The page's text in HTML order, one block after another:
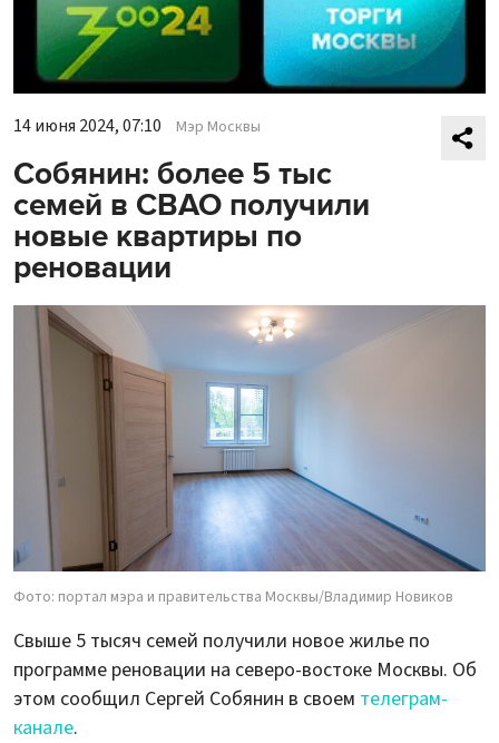
14 июня 2024, 07:10 Мэр Москвы
Собянин: более 5 тыс
семей в СВАО получили
новые квартиры по
реновации
Фото: портал мэра и правительства Москвы/Владимир Новиков
Свыше 5 тысяч семей получили новое жилье по
программе реновации на северо-востоке Москвы. Об
этом сообщил Сергей Собянин в своем телеграм-
канале.